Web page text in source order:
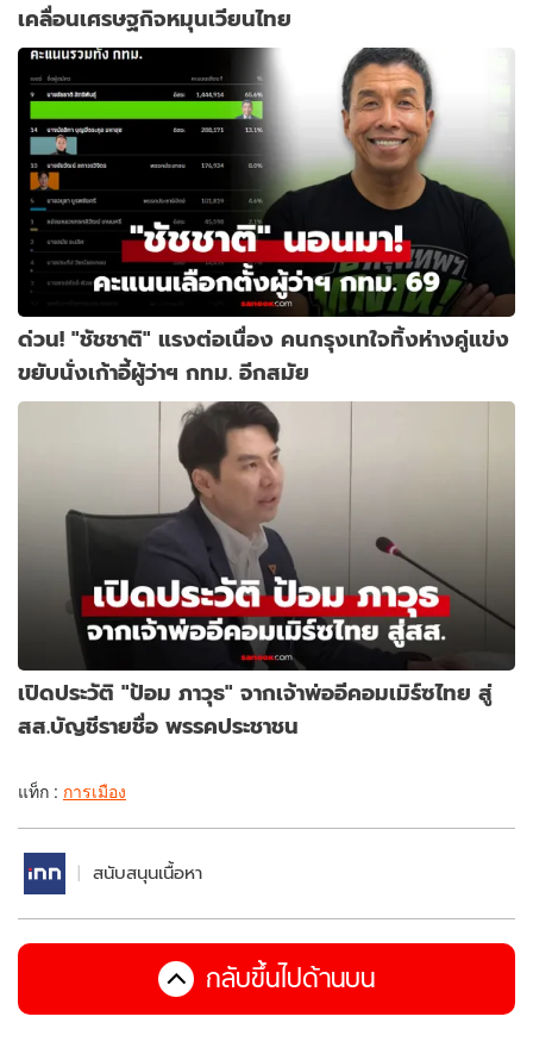
เคลื่อนเศรษฐกิจหมุนเวียนไทย
ด่วน! "ชัชชาติ" แรงต่อเนื่อง คนกรุงเทใจทิ้งห่างคู่แข่ง
ขยับนั่งเก้าอี้ผู้ว่าฯ กทม. อีกสมัย
เปิดประวัติ "ป้อม ภาวุธ" จากเจ้าพ่ออีคอมเมิร์ซไทย สู่
สส.บัญชีรายชื่อ พรรคประชาชน
แท็ก : การเมือง
สนับสนุนเนื้อหา
กลับขึ้นไปด้านบน